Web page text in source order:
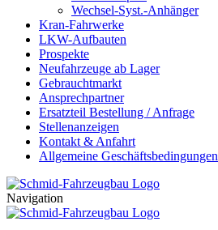
Wechsel-Syst.-Anhänger
Kran-Fahrwerke
LKW-Aufbauten
Prospekte
Neufahrzeuge ab Lager
Gebrauchtmarkt
Ansprechpartner
Ersatzteil Bestellung / Anfrage
Stellenanzeigen
Kontakt & Anfahrt
Allgemeine Geschäftsbedingungen
Navigation